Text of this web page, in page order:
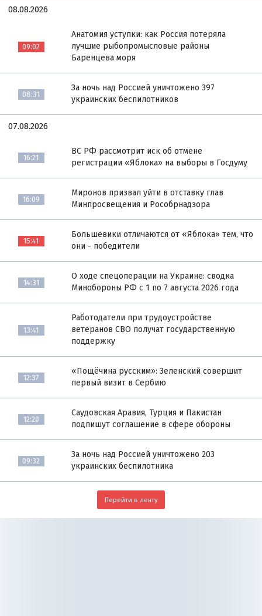
08.08.2026
09:02
Анатомия уступки: как Россия потеряла
лучшие рыбопромысловые районы
Баренцева моря
08:31
За ночь над Россией уничтожено 397
украинских беспилотников
07.08.2026
16:21
ВС РФ рассмотрит иск об отмене
регистрации «Яблока» на выборы в Госдуму
16:09
Миронов призвал уйти в отставку глав
Минпросвещения и Рособрнадзора
15:41
Большевики отличаются от «Яблока» тем, что
они - победители
14:31
О ходе спецоперации на Украине: сводка
Минобороны РФ с 1 по 7 августа 2026 года
13:41
Работодатели при трудоустройстве
ветеранов СВО получат государственную
поддержку
12:37
«Пощёчина русским»: Зеленский совершит
первый визит в Сербию
12:20
Саудовская Аравия, Турция и Пакистан
подпишут соглашение в сфере обороны
09:32
За ночь над Россией уничтожено 203
украинских беспилотника
Перейти в ленту